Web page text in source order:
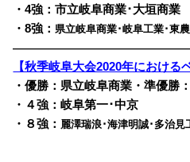
・4強：市立岐阜商業･大垣商業
・8強： 県立岐阜商業･岐阜工業･東
【秋季岐阜大会2020年における
・優勝：県立岐阜商業・準優勝
・４強：岐阜第一･中京
・８強： 麗澤瑞浪･海津明誠･多治見